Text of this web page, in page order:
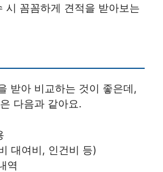
시 꼼꼼하게 견적을 받아보는
받아 비교하는 것이 좋은데,
다음과 같아요.
대여비, 인건비 등)
역